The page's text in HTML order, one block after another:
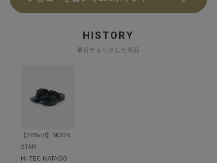
HISTORY
最近チェックした商品
【20%off】MOON
STAR
HI-TEC HATAGO